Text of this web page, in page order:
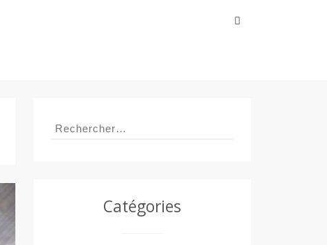
Rechercher :
Catégories